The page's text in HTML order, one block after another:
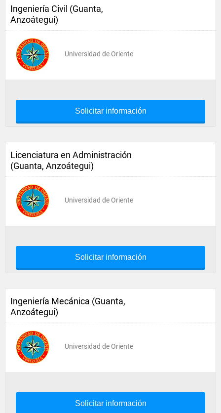
Ingeniería Civil (Guanta,
Anzoátegui)
Universidad de Oriente
Solicitar información
Licenciatura en Administración
(Guanta, Anzoátegui)
Universidad de Oriente
Solicitar información
Ingeniería Mecánica (Guanta,
Anzoátegui)
Universidad de Oriente
Solicitar información